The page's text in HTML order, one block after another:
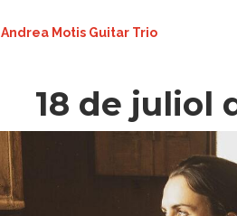
Andrea Motis Guitar Trio
18 de juliol